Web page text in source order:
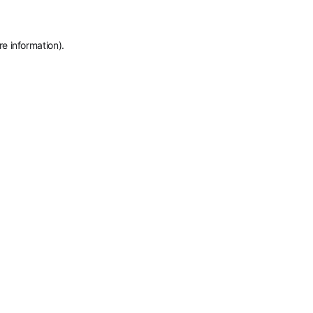
information).